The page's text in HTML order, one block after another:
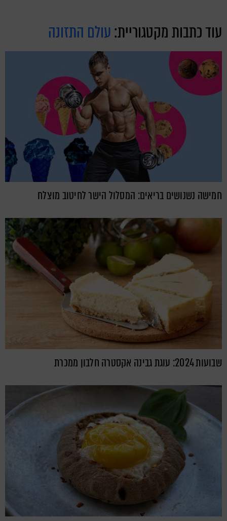
עוד כתבות מקטגוריית:עולם התזונה
חמישה נשנושים בריאים: המסלול הישר לחיטוב מוצלח
שבועות 2024: עוגת גבינה אקסטרה חלבון ממכרת